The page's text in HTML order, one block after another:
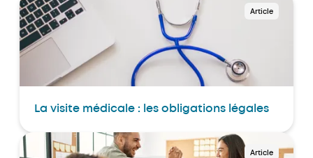
Article
La visite médicale : les obligations légales
Article